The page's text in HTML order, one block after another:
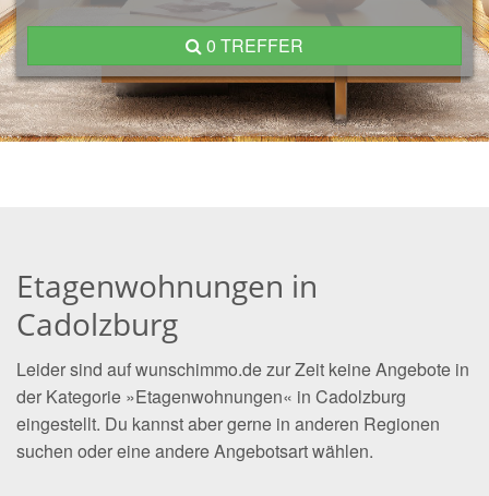
0 TREFFER
Etagenwohnungen in
Cadolzburg
Leider sind auf wunschimmo.de zur Zeit keine Angebote in
der Kategorie »Etagenwohnungen« in Cadolzburg
eingestellt. Du kannst aber gerne in anderen Regionen
suchen oder eine andere Angebotsart wählen.